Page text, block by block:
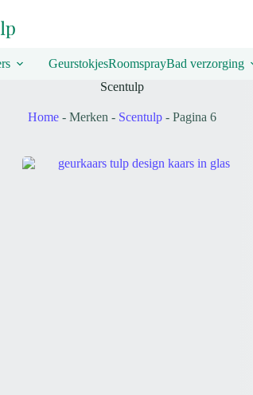
GeurstokjesRoomsprayBad verzorging
Scentulp
Home- Merken - Scentulp- Pagina 6